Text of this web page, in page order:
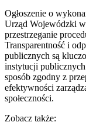
Ogłoszenie o
Urząd Wojewódzki
przestrzeganie
Transparentność i
publicznych są
instytucji
sposób zgodny z
efektywności
społeczności.
Zobacz także: